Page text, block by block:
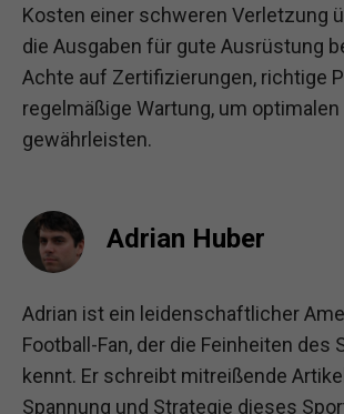
Kosten einer schweren Verletzung
die Ausgaben für gute Ausrüstung
Achte auf Zertifizierungen, richtige
regelmäßige Wartung, um
gewährleisten.
Adrian Huber
Adrian ist ein leidenschaftlicher
Football-Fan, der die Feinheiten des
kennt. Er schreibt mitreißende
Spannung und Strategie dieses